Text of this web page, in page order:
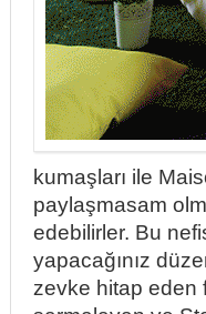
kumaşları ile
paylaşmasam
edebilirler. Bu
yapacağınız
zevke hitap eden